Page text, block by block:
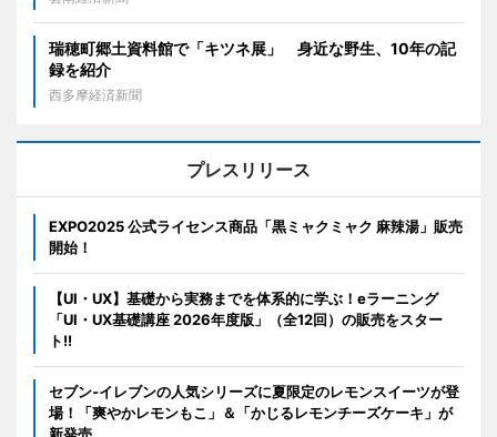
瑞穂町郷土資料館で「キツネ展」 身近な野生、10年の記
録を紹介
西多摩経済新聞
プレスリリース
EXPO2025 公式ライセンス商品「黒ミャクミャク 麻辣湯」販売
開始！
【UI・UX】基礎から実務までを体系的に学ぶ！eラーニング
「UI・UX基礎講座 2026年度版」（全12回）の販売をスター
ト!!
セブン‐イレブンの人気シリーズに夏限定のレモンスイーツが登
場！「爽やかレモンもこ」＆「かじるレモンチーズケーキ」が